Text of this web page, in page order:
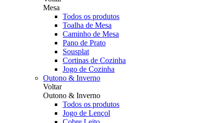
Mesa
Todos os produtos
Toalha de Mesa
Caminho de Mesa
Pano de Prato
Sousplat
Cortinas de Cozinha
Jogo de Cozinha
Outono & Inverno
Voltar
Outono & Inverno
Todos os produtos
Jogo de Lençol